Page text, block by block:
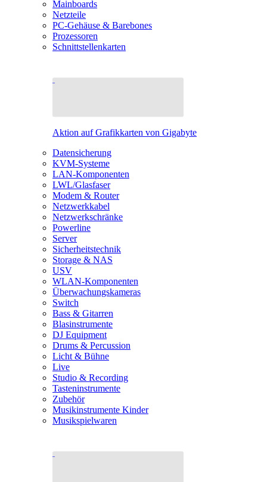
Mainboards
Netzteile
PC-Gehäuse & Barebones
Prozessoren
Schnittstellenkarten
Aktion auf Grafikkarten von Gigabyte
Datensicherung
KVM-Systeme
LAN-Komponenten
LWL/Glasfaser
Modem & Router
Netzwerkkabel
Netzwerkschränke
Powerline
Server
Sicherheitstechnik
Storage & NAS
USV
WLAN-Komponenten
Überwachungskameras
Switch
Bass & Gitarren
Blasinstrumente
DJ Equipment
Drums & Percussion
Licht & Bühne
Live
Studio & Recording
Tasteninstrumente
Zubehör
Musikinstrumente Kinder
Musikspielwaren